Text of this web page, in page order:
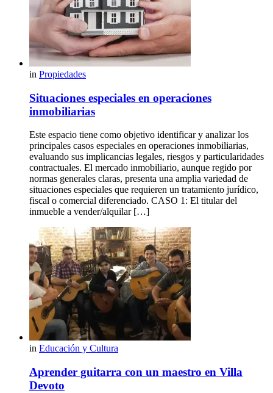
in Propiedades
Situaciones especiales en operaciones
inmobiliarias
Este espacio tiene como objetivo identificar y analizar los
principales casos especiales en operaciones inmobiliarias,
evaluando sus implicancias legales, riesgos y particularidades
contractuales. El mercado inmobiliario, aunque regido por
normas generales claras, presenta una amplia variedad de
situaciones especiales que requieren un tratamiento jurídico,
fiscal o comercial diferenciado. CASO 1: El titular del
inmueble a vender/alquilar […]
in Educación y Cultura
Aprender guitarra con un maestro en Villa
Devoto